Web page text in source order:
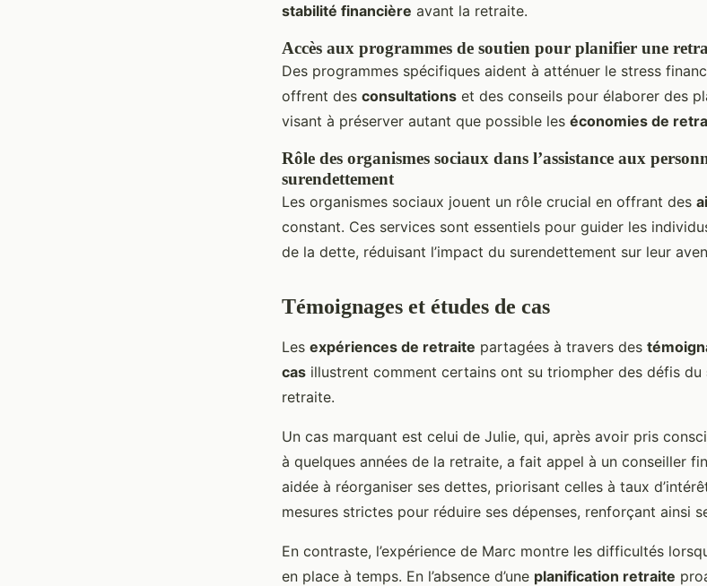
stabilité financière avant la retraite.
Accès aux programmes de soutien pour planifier une
Des programmes spécifiques aident à atténuer le stress
offrent des consultations et des conseils pour élaborer des
visant à préserver autant que possible les économies de
Rôle des organismes sociaux dans l’assistance aux
surendettement
Les organismes sociaux jouent un rôle crucial en offrant des
constant. Ces services sont essentiels pour guider les
de la dette, réduisant l’impact du surendettement sur leur
Témoignages et études de cas
Les expériences de retraite partagées à travers des
cas illustrent comment certains ont su triompher des défis du
retraite.
Un cas marquant est celui de Julie, qui, après avoir pris
à quelques années de la retraite, a fait appel à un conseiller
aidée à réorganiser ses dettes, priorisant celles à taux
mesures strictes pour réduire ses dépenses, renforçant ainsi
En contraste, l’expérience de Marc montre les difficultés
en place à temps. En l’absence d’une planification retraite